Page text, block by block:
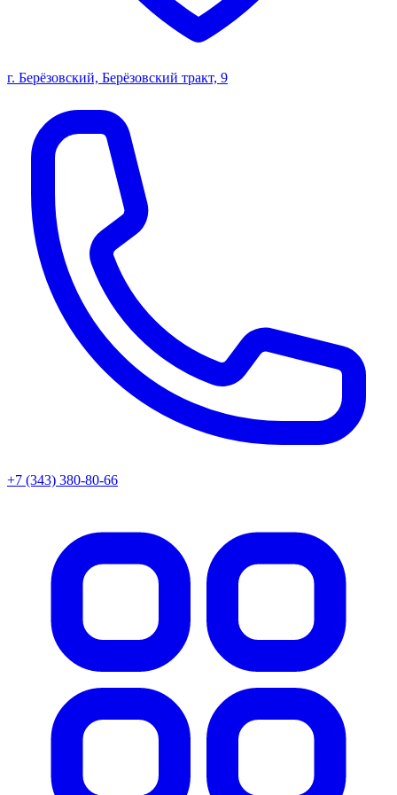
г. Берёзовский, Берёзовский тракт, 9
+7 (343) 380-80-66